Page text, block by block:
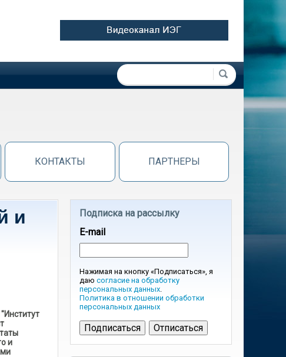
Форма поиска
Поиск
КОНТАКТЫ ПАРТНЕРЫ
и
и
Подписка на рассылку
E-mail
Нажимая на кнопку «Подписаться», я
даю согласие на обработку
персональных данных.
Политика в отношении обработки
персональных данных